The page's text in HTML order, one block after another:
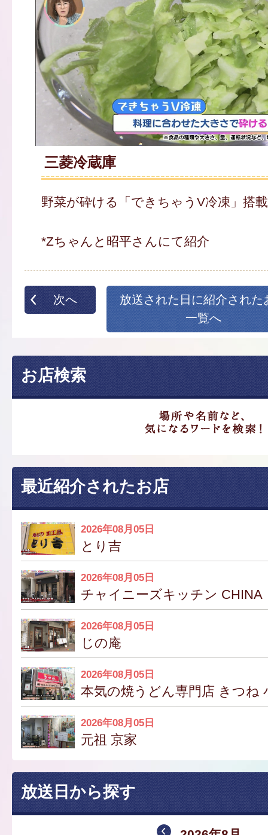
三菱冷蔵庫
野菜が砕ける「できちゃうV冷凍」搭
*Zちゃんと昭平さんにて紹介
次へ
放送された日に紹介された
一覧へ
お店検索
最近紹介されたお店
2026年08月05日
とり吉
2026年08月05日
チャイニーズキッチン CHINA
2026年08月05日
じの庵
2026年08月05日
本気の焼うどん専門店 きつね
2026年08月05日
元祖 京家
放送日から探す